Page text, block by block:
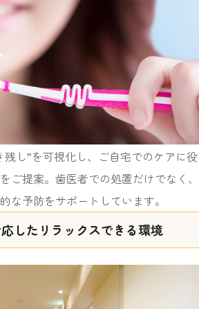
し”を可視化し、ご自宅でのケアに役
ご提案。歯医者での処置だけでなく、
な予防をサポートしています。
したリラックスできる環境